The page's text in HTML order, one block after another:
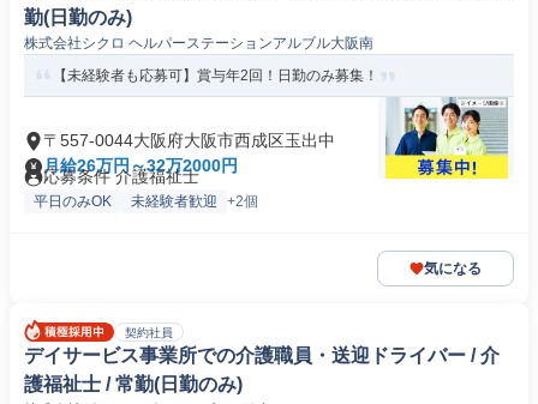
勤(日勤のみ)
株式会社シクロ ヘルパーステーションアルブル大阪南
【未経験者も応募可】賞与年2回！日勤のみ募集！
〒557-0044大阪府大阪市西成区玉出中
月給26万円～32万2000円
応募条件 介護福祉士
平日のみOK 未経験者歓迎 +2個
気になる
契約社員
デイサービス事業所での介護職員・送迎ドライバー / 介
護福祉士 / 常勤(日勤のみ)